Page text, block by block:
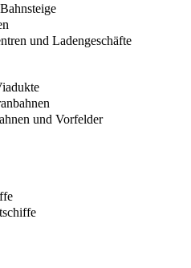
und Ladengeschäfte
und Vorfelder